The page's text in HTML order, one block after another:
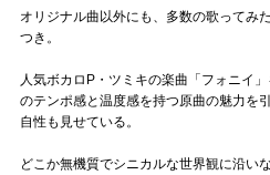
オリジナル曲以外にも、多数の歌ってみ
つき。
人気ボカロP・ツミキの楽曲「フォニイ
のテンポ感と温度感を持つ原曲の魅力を
自性も見せている。
どこか無機質でシニカルな世界観に沿い